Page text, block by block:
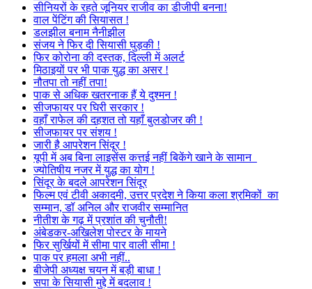
सीनियरों के रहते जूनियर राजीव का डीजीपी बनना!
वाल पेंटिंग की सियासत !
डलझील बनाम नैनीझील
संजय ने फिर दी सियासी घुड़की !
फिर कोरोना की दस्तक, दिल्ली में अलर्ट
मिठाइयों पर भी पाक युद्ध का असर !
नौतपा तो नहीं तपा!
पाक से अधिक खतरनाक हैं ये दुश्मन !
सीजफायर पर घिरी सरकार !
वहाँ राफेल की दहशत तो यहाँ बुलडोजर की !
सीजफायर पर संशय !
जारी है आपरेशन सिंदूर !
यूपी में अब बिना लाइसेंस कत्तई नहीं बिकेंगे खाने के सामान
ज्योतिषीय नजर में युद्ध का योग !
सिंदूर के बदले आपरेशन सिंदूर
फिल्म एवं टीवी अकादमी, उत्तर प्रदेश ने किया कला श्रमिकों का
सम्मान, डॉ अनिल और राजवीर सम्मानित
नीतीश के गढ़ में प्रशांत की चुनौती!
अंबेडकर-अखिलेश पोस्टर के मायने
फिर सुर्खियों में सीमा पार वाली सीमा !
पाक पर हमला अभी नहीं..
बीजेपी अध्यक्ष चयन में बड़ी बाधा !
सपा के सियासी मुद्दे में बदलाव !